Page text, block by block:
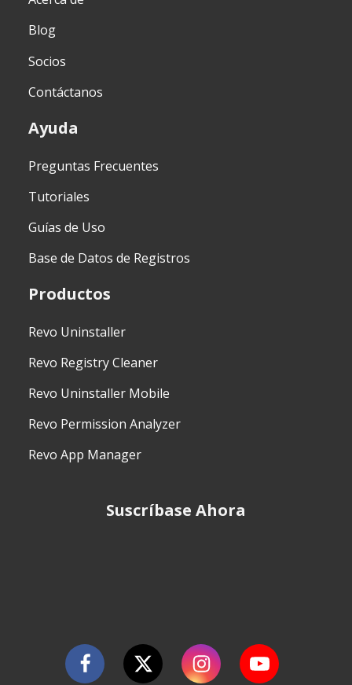
Blog
Socios
Contáctanos
Ayuda
Preguntas Frecuentes
Tutoriales
Guías de Uso
Base de Datos de Registros
Productos
Revo Uninstaller
Revo Registry Cleaner
Revo Uninstaller Mobile
Revo Permission Analyzer
Revo App Manager
Suscríbase Ahora